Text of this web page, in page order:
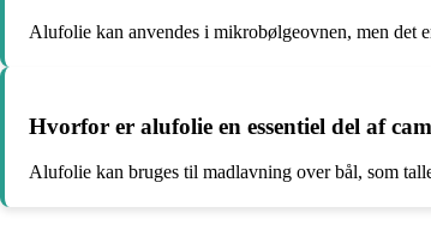
Alufolie kan anvendes i mikrobølgeovnen, men det
Hvorfor er alufolie en essentiel del af
Alufolie kan bruges til madlavning over bål, som